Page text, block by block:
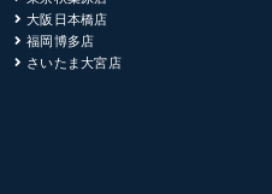
大阪日本橋店
福岡博多店
さいたま大宮店